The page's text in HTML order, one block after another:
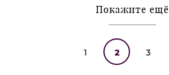
Покажите ещё
1 2 3